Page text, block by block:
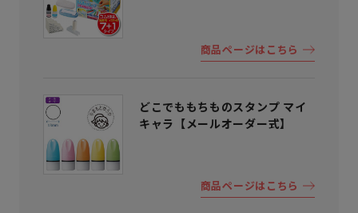
商品ページはこちら
どこでももちものスタンプ マイ
キャラ【メールオーダー式】
商品ページはこちら